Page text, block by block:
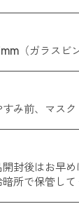
（ガラスビン
み前、マスク
封後はお早め
所で保管して